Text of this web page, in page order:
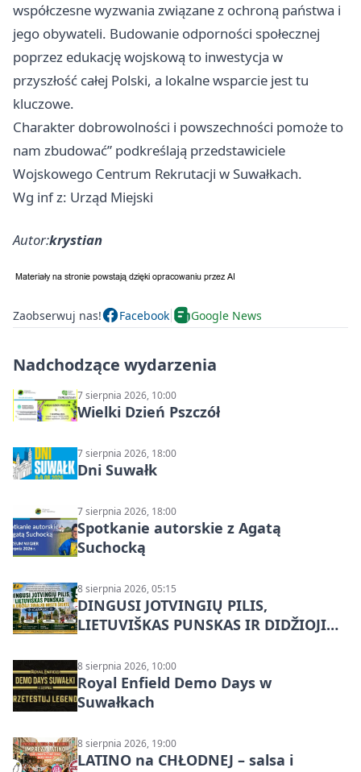
współczesne wyzwania związane z ochroną państwa i
jego obywateli. Budowanie odporności społecznej
poprzez edukację wojskową to inwestycja w
przyszłość całej Polski, a lokalne wsparcie jest tu
kluczowe.
Charakter dobrowolności i powszechności pomoże to
nam zbudować” podkreślają przedstawiciele
Wojskowego Centrum Rekrutacji w Suwałkach.
Wg inf z: Urząd Miejski
Autor:krystian
Zaobserwuj nas! Facebook Google News
Nadchodzące wydarzenia
7 sierpnia 2026, 10:00
Wielki Dzień Pszczół
7 sierpnia 2026, 18:00
Dni Suwałk
7 sierpnia 2026, 18:00
Spotkanie autorskie z Agatą
Suchocką
8 sierpnia 2026, 05:15
DINGUSI JOTVINGIŲ PILIS,
LIETUVIŠKAS PUNSKAS IR DIDŽIOJI
DZŪKIJOS – jednodienė kelionė
8 sierpnia 2026, 10:00
Royal Enfield Demo Days w
Suwałkach
8 sierpnia 2026, 19:00
LATINO na CHŁODNEJ – salsa i